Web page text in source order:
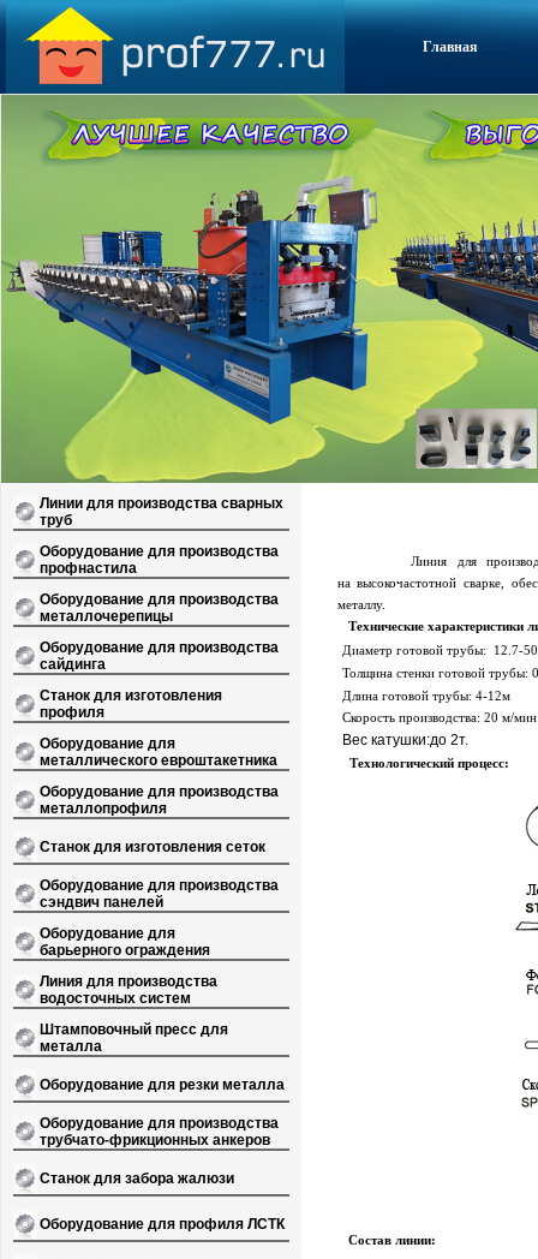
Главная
Линии для производства сварных
труб
Оборудование для производства
профнастила
Оборудование для производства
металлочерепицы
Оборудование для производства
сайдинга
Станок для изготовления
профиля
Оборудование для
металлического евроштакетника
Оборудование для производства
металлопрофиля
Станок для изготовления сеток
Оборудование для производства
сэндвич панелей
Оборудование для
барьерного ограждения
Линия для производства
водосточных систем
Штамповочный пресс для
металла
Оборудование для резки металла
Оборудование для производства
трубчато-фрикционных анкеров
Станок для забора жалюзи
Оборудование для профиля ЛСТК
Линия для
на высокочастотной сварке,
металлу.
Технические характеристики
Диаметр готовой трубы: 12.7-
Толщина стенки готовой трубы:
Длина готовой трубы: 4-12м
Скорость производства: 20 м/мин
Вес катушки:до 2т.
Технологический процесс:
Состав линии: